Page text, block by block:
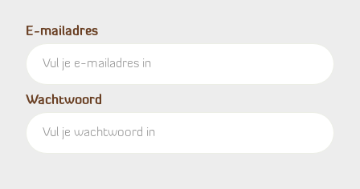
E-mailadres
Wachtwoord